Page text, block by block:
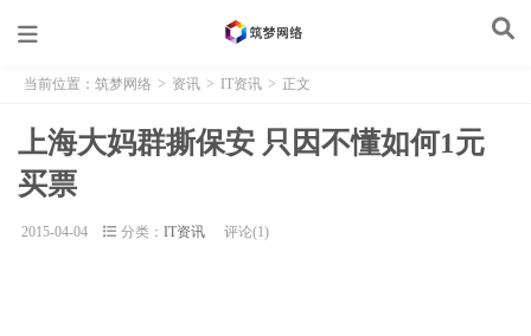
当前位置： 筑梦网络 > 资讯 > IT资讯 > 正文
上海大妈群撕保安 只因不懂如何1元
买票
2015-04-04 分类： IT资讯 评论(1)